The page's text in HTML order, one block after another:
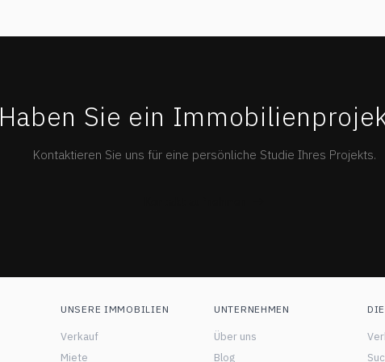
Haben Sie ein
Kontaktieren Sie uns für eine persönliche Studie Ihres Projekts.
UNSERE IMMOBILIEN
Verkauf
Miete
UNTERNEHMEN
Über uns
Blog